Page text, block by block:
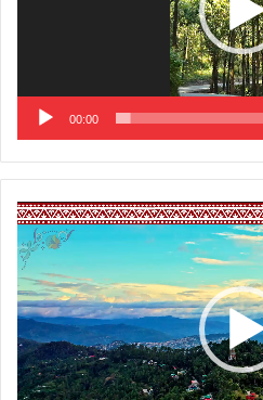
00:00
Video
Player